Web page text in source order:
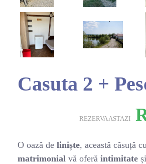
Casuta 2 +
REZERVA ASTAZI
O oază de liniște, această căsuță cu
matrimonial vă oferă intimitate și